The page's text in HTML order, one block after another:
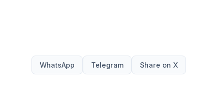
WhatsApp Telegram Share on X